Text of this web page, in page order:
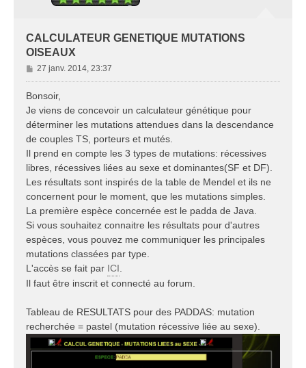
CALCULATEUR GENETIQUE MUTATIONS
OISEAUX
M
e
s
g
e
27 janv. 2014, 23:37
Bonsoir,
Je viens de concevoir un calculateur génétique pour
déterminer les mutations attendues dans la descendance
de couples TS, porteurs et mutés.
Il prend en compte les 3 types de mutations: récessives
libres, récessives liées au sexe et dominantes(SF et DF).
Les résultats sont inspirés de la table de Mendel et ils ne
concernent pour le moment, que les mutations simples.
La première espèce concernée est le padda de Java.
Si vous souhaitez connaitre les résultats pour d'autres
espèces, vous pouvez me communiquer les principales
mutations classées par type.
L'accès se fait par ICI.
Il faut être inscrit et connecté au forum.
Tableau de RESULTATS pour des PADDAS: mutation
recherchée = pastel (mutation récessive liée au sexe).